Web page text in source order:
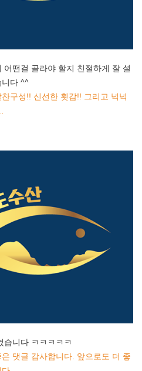
떤걸 골라야 할지 친절하게 잘 설
니다 ^^
구성!! 신선한 횟감!! 그리고 넉넉
습니다 ㅋㅋㅋㅋㅋ
댓글 감사합니다. 앞으로도 더 좋